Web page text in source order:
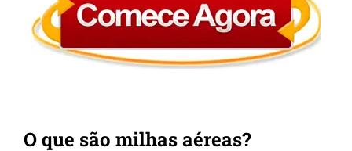
O que são milhas aéreas?